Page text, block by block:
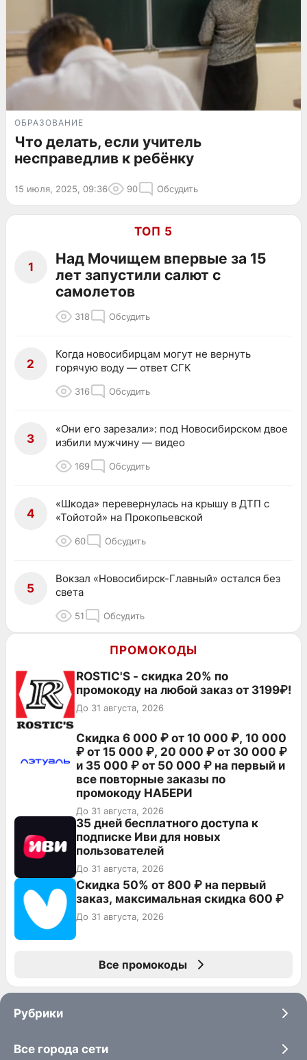
ОБРАЗОВАНИЕ
Что делать, если учитель
несправедлив к ребёнку
15 июля, 2025, 09:36 90 Обсудить
ТОП 5
1
Над Мочищем впервые за 15
лет запустили салют с
самолетов
318 Обсудить
2
Когда новосибирцам могут не вернуть
горячую воду — ответ СГК
316 Обсудить
3
«Они его зарезали»: под Новосибирском двое
избили мужчину — видео
169 Обсудить
4
«Шкода» перевернулась на крышу в ДТП с
«Тойотой» на Прокопьевской
60 Обсудить
5
Вокзал «Новосибирск-Главный» остался без
света
51 Обсудить
ПРОМОКОДЫ
ROSTIC'S - скидка 20% по
промокоду на любой заказ от 3199₽!
До 31 августа, 2026
Скидка 6 000 ₽ от 10 000 ₽, 10 000
₽ от 15 000 ₽, 20 000 ₽ от 30 000 ₽
и 35 000 ₽ от 50 000 ₽ на первый и
все повторные заказы по
промокоду НАБЕРИ
До 31 августа, 2026
35 дней бесплатного доступа к
подписке Иви для новых
пользователей
До 31 августа, 2026
Скидка 50% от 800 ₽ на первый
заказ, максимальная скидка 600 ₽
До 31 августа, 2026
Все промокоды
Рубрики
Все города сети